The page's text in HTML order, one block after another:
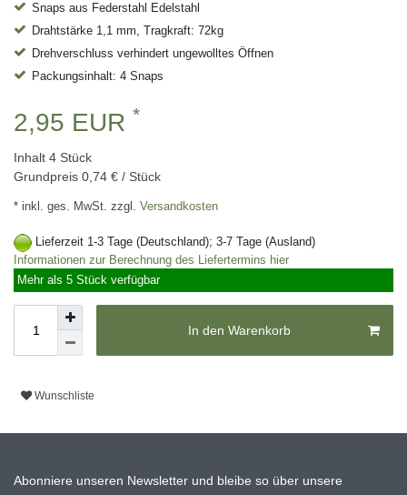
Snaps aus Federstahl Edelstahl
Drahtstärke 1,1 mm, Tragkraft: 72kg
Drehverschluss verhindert ungewolltes Öffnen
Packungsinhalt: 4 Snaps
2,95 EUR *
Inhalt 4 Stück
Grundpreis 0,74 € / Stück
* inkl. ges. MwSt. zzgl. Versandkosten
Lieferzeit 1-3 Tage (Deutschland); 3-7 Tage (Ausland)
Informationen zur Berechnung des Liefertermins hier
Mehr als 5 Stück verfügbar
In den Warenkorb
Wunschliste
Abonniere unseren Newsletter und bleibe so über unsere